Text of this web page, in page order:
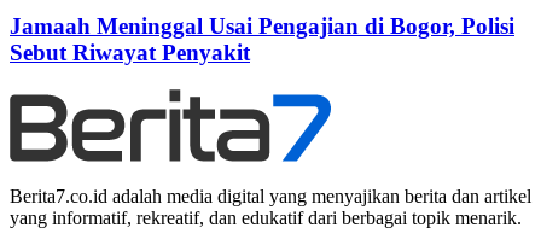
Jamaah Meninggal Usai Pengajian di Bogor, Polisi
Sebut Riwayat Penyakit
Berita7.co.id adalah media digital yang menyajikan berita dan artikel
yang informatif, rekreatif, dan edukatif dari berbagai topik menarik.